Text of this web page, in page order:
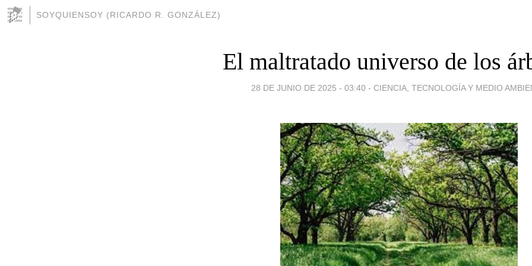
SOYQUIENSOY (RICARDO R. GONZÁLEZ)
El maltratado universo de los
28 DE JUNIO DE 2025 - 03:40 - CIENCIA, TECNOLOGÍA Y MEDIO